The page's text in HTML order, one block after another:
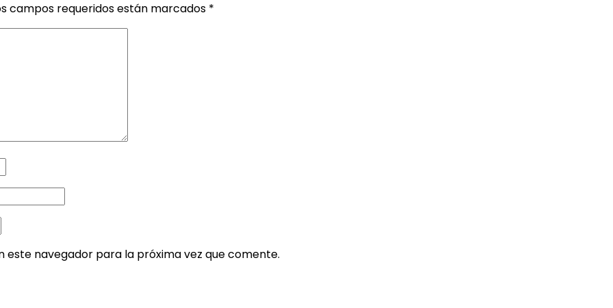
campos requeridos están marcados *
navegador para la próxima vez que comente.